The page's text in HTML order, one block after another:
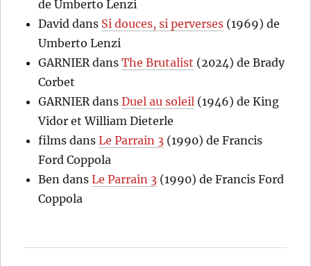
de Umberto Lenzi
David dans Si douces, si perverses (1969) de
Umberto Lenzi
GARNIER dansThe Brutalist (2024) de Brady
Corbet
GARNIER dansDuel au soleil (1946) de King
Vidor et William Dieterle
films dansLe Parrain 3 (1990) de Francis
Ford Coppola
Ben dansLe Parrain 3 (1990) de Francis Ford
Coppola